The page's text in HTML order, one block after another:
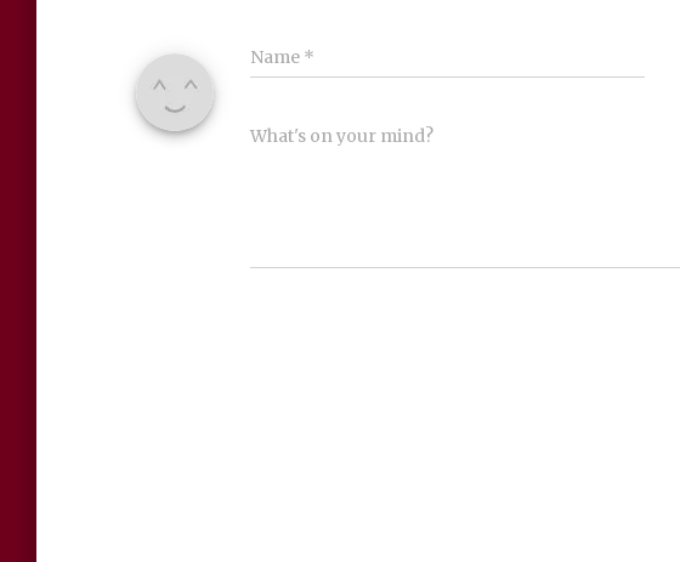
Name *
What's on your mind?